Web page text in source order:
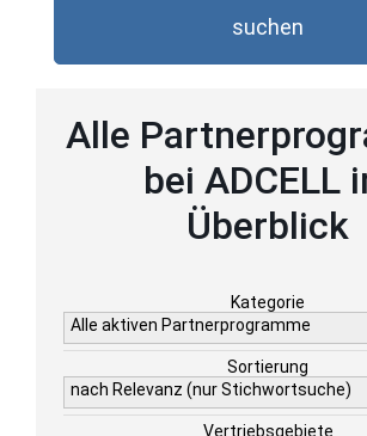
suchen
Alle
bei ADCELL
Überblick
Kategorie
Alle aktiven Partnerprogramme
Sortierung
nach Relevanz (nur Stichwortsuche)
Vertriebsgebiete